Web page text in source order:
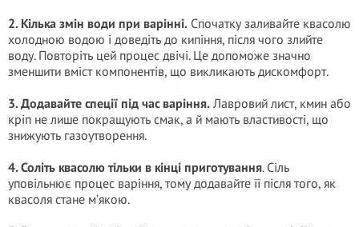
2. Кілька змін води при варінні. Спочатку заливайте квасолю
холодною водою і доведіть до кипіння, після чого злийте
воду. Повторіть цей процес двічі. Це допоможе значно
зменшити вміст компонентів, що викликають дискомфорт.
3. Додавайте спеції під час варіння. Лавровий лист, кмин або
кріп не лише покращують смак, а й мають властивості, що
знижують газоутворення.
4. Соліть квасолю тільки в кінці приготування. Сіль
уповільнює процес варіння, тому додавайте її після того, як
квасоля стане м’якою.